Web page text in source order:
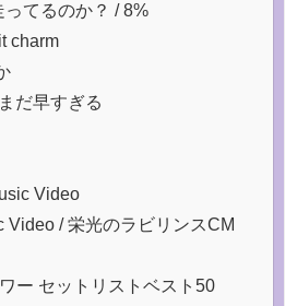
てるのか？ / 8%
charm
だ早すぎる
Video
/ 栄光のラビリンスCM
ー セットリストベスト50